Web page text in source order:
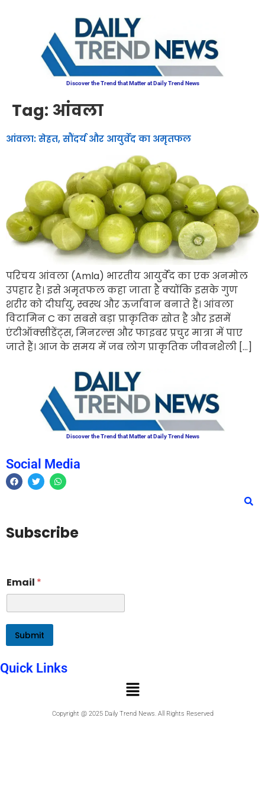
Discover the Trend that Matter at Daily Trend News
Tag: आंवला
आंवला: सेहत, सौंदर्य और आयुर्वेद का अमृतफल
परिचय आंवला (Amla) भारतीय आयुर्वेद का एक अनमोल
उपहार है। इसे अमृतफल कहा जाता है क्योंकि इसके गुण
शरीर को दीर्घायु, स्वस्थ और ऊर्जावान बनाते हैं। आंवला
विटामिन C का सबसे बड़ा प्राकृतिक स्रोत है और इसमें
एंटीऑक्सीडेंट्स, मिनरल्स और फाइबर प्रचुर मात्रा में पाए
जाते हैं। आज के समय में जब लोग प्राकृतिक जीवनशैली […]
Discover the Trend that Matter at Daily Trend News
Social Media
Subscribe
m
a
E
m
i
l
Email *
Submit
Quick Links
Copyright @ 2025 Daily Trend News. All Rights Reserved